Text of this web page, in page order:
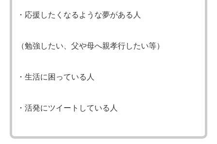
・応援したくなるような夢がある人
（勉強したい、父や母へ親孝行したい等）
・生活に困っている人
・活発にツイートしている人